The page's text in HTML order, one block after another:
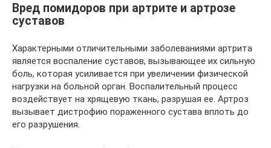
Вред помидоров при артрите и артрозе
суставов
Характерными отличительными заболеваниями артрита
является воспаление суставов, вызывающее их сильную
боль, которая усиливается при увеличении физической
нагрузки на больной орган. Воспалительный процесс
воздействует на хрящевую ткань, разрушая ее. Артроз
вызывает дистрофию пораженного сустава вплоть до
его разрушения.